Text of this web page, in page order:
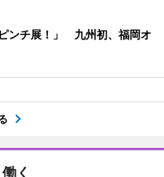
ンチ展！」 九州初、福岡オ
く